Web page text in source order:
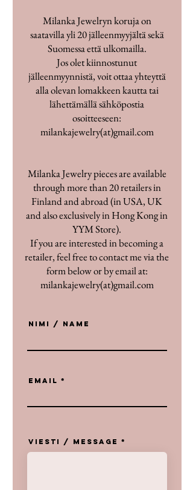
Milanka Jewelryn koruja on
saatavilla yli 20 jälleenmyyjältä sekä
Suomessa että ulkomailla.
Jos olet kiinnostunut
jälleenmyynnistä, voit ottaa yhteyttä
alla olevan lomakkeen kautta tai
lähettämällä sähköpostia
osoitteeseen:
milankajewelry(at)gmail.com
Milanka Jewelry pieces are available
through more than 20 retailers in
Finland and abroad (in USA, UK
and also exclusively in Hong Kong in
YYM Store).
If you are interested in becoming a
retailer, feel free to contact me via the
form below or by email at:
milankajewelry(at)gmail.com
Nimi / Name
EMAIL
Viesti / Message